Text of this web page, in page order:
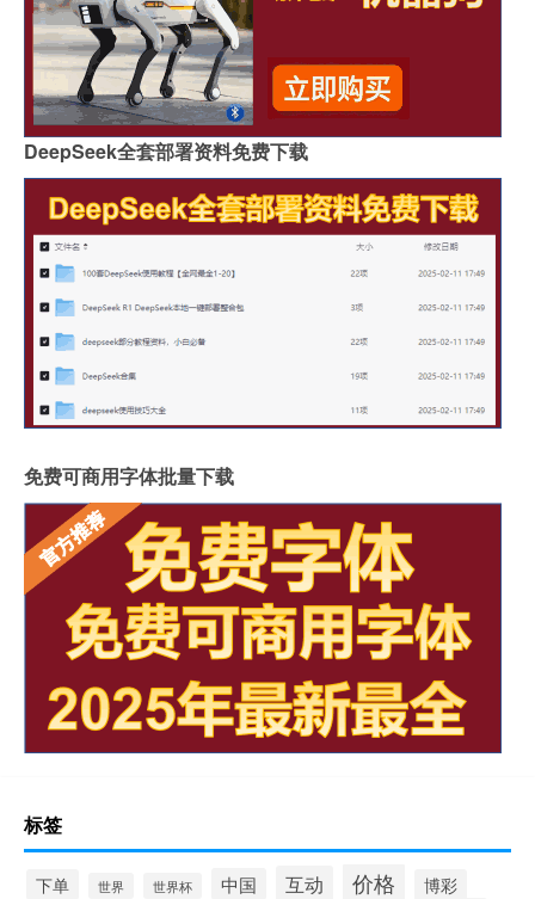
DeepSeek全套部署资料免费下载
免费可商用字体批量下载
标签
下单 世界 世界杯 中国 互动 价格 博彩